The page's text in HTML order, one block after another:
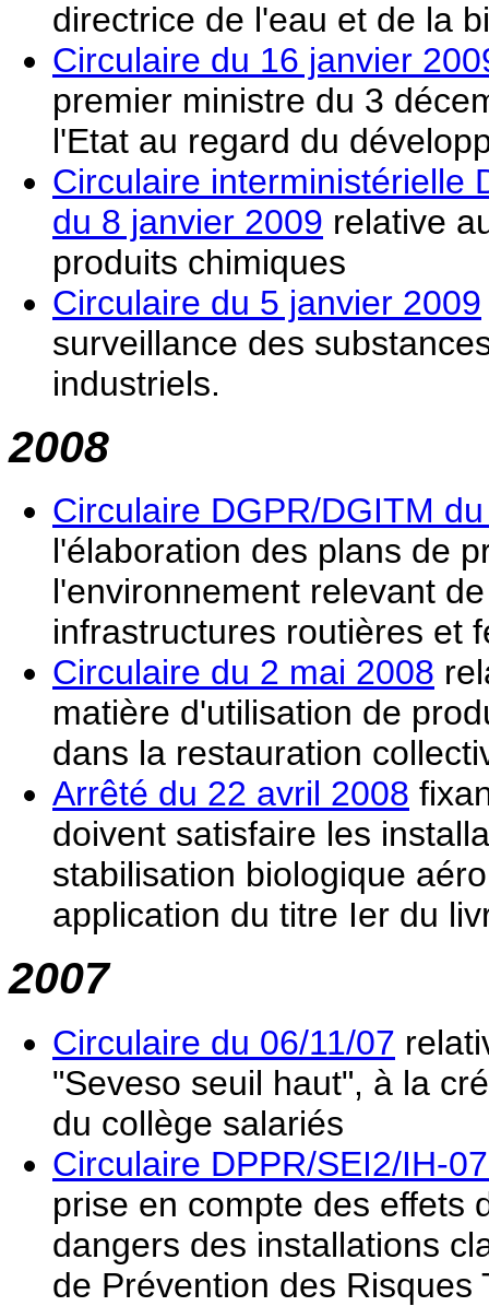
directrice de l'eau et de la
Circulaire du 16 janvier
premier ministre du 3
l'Etat au regard du
Circulaire interministérielle
du 8 janvier 2009 relative
produits chimiques
Circulaire du 5 janvier 2009
surveillance des
industriels.
2008
Circulaire DGPR/DGITM
l'élaboration des plans de
l'environnement relevant
infrastructures routières et
Circulaire du 2 mai 2008
matière d'utilisation de
dans la restauration
Arrêté du 22 avril 2008
doivent satisfaire les
stabilisation biologique
application du titre Ier du
2007
Circulaire du 06/11/07
"Seveso seuil haut", à la
du collège salariés
Circulaire DPPR/SEI2/IH-
prise en compte des effets
dangers des installations
de Prévention des Risques